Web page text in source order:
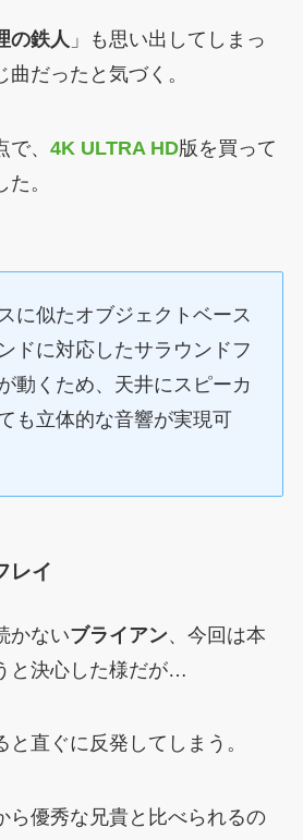
の鉄人 」も思い出してしまっ
だったと気づく。
、 4K ULTRA HD版を買って
。
に似たオブジェクトベース
ドに対応したサラウンドフ
動くため、天井にスピーカ
も立体的な音響が実現可
レイ
かないブライアン、今回は本
と決心した様だが…
と直ぐに反発してしまう。
ら優秀な兄貴と比べられるの